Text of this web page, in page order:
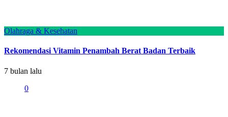
Olahraga & Kesehatan
Rekomendasi Vitamin Penambah Berat Badan Terbaik
7 bulan lalu
0